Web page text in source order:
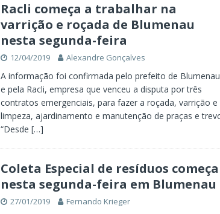
Racli começa a trabalhar na
varrição e roçada de Blumenau
nesta segunda-feira
12/04/2019 Alexandre Gonçalves
A informação foi confirmada pelo prefeito de
e pela Racli, empresa que venceu a disputa por três
contratos emergenciais, para fazer a roçada, varrição e
limpeza, ajardinamento e manutenção de praças e
“Desde […]
Coleta Especial de resíduos começa
nesta segunda-feira em Blumenau
27/01/2019 Fernando Krieger